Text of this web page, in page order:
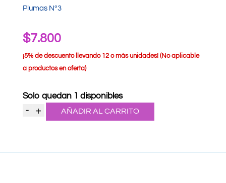
Plumas Nª3
$7.800
¡5% de descuento llevando 12 o más unidades! (No aplicable
a productos en oferta)
Solo quedan 1 disponibles
-
Plumero
Nª3
+ AÑADIR AL CARRITO